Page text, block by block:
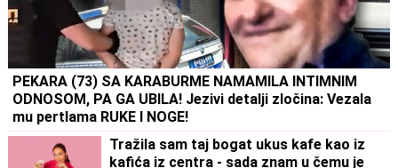
PEKARA (73) SA KARABURME NAMAMILA INTIMNIM
ODNOSOM, PA GA UBILA! Jezivi detalji zločina: Vezala
mu pertlama RUKE I NOGE!
Tražila sam taj bogat ukus kafe kao iz
kafića iz centra - sada znam u čemu je